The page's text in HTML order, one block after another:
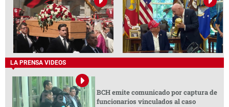
LA PRENSA VIDEOS
BCH emite comunicado por captura de
funcionarios vinculados al caso